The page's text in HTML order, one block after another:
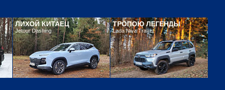
ЛИХОЙ КИТАЕЦ
Jetour Dashing
ТРОПОЮ ЛЕГЕНДЫ
Lada Niva Travel